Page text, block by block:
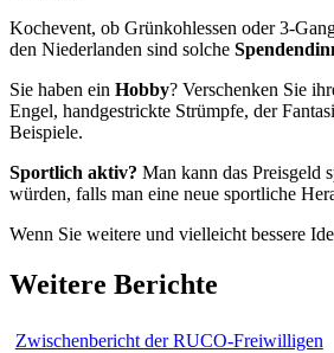
Kochevent, ob Grünkohlessen oder 3-
den Niederlanden sind solche
Sie haben ein Hobby? Verschenken Sie
Engel, handgestrickte Strümpfe, der
Beispiele.
Sportlich aktiv? Man kann das Preisgeld
würden, falls man eine neue sportliche
Wenn Sie weitere und vielleicht bessere
Weitere Berichte
Zwischenbericht der RUCO-Freiwilligen